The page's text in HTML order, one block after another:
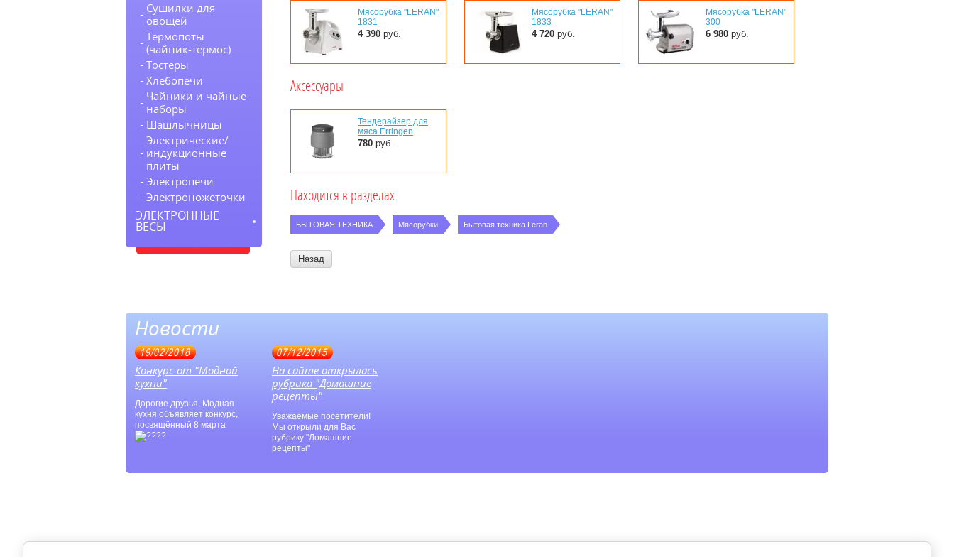
Мясорубка "LERAN"
1831
4 390 руб.
Мясорубка "LERAN"
1833
4 720 руб.
Мясорубка "LERAN"
300
6 980 руб.
Аксессуары
Тендерайзер для
мяса Erringen
780 руб.
Находится в разделах
БЫТОВАЯ ТЕХНИКА Мясорубки Бытовая техника Leran
Назад
Сушилки для
овощей
Термопоты
(чайник-термос)
Тостеры
Хлебопечи
Чайники и чайные
наборы
Шашлычницы
Электрические/
индукционные
плиты
Электропечи
Электроножеточки
ЭЛЕКТРОННЫЕ
ВЕСЫ
Новости
19/02/2018
Конкурс от "Модной
кухни"
Дорогие друзья, Модная
кухня объявляет конкурс,
посвящённый 8 марта
07/12/2015
На сайте открылась
рубрика "Домашние
рецепты"
Уважаемые посетители!
Мы открыли для Вас
рубрику "Домашние
рецепты"